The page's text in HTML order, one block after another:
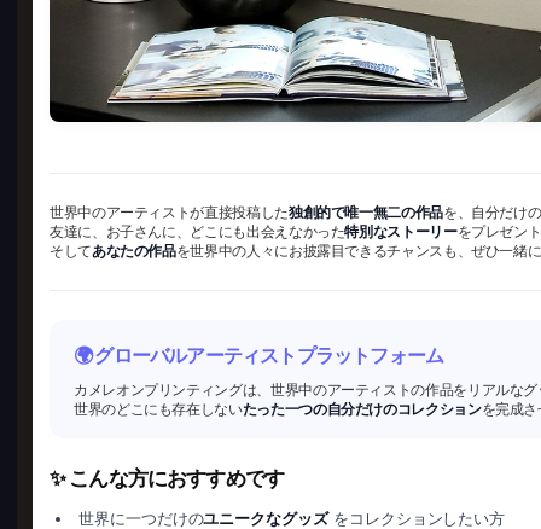
世界中のアーティストが直接投稿した独創的で唯一無二の作品を、自分だけ
友達に、お子さんに、どこにも出会えなかった特別なストーリーをプレゼン
そしてあなたの作品を世界中の人々にお披露目できるチャンスも、ぜひ一緒
🌍 グローバルアーティストプラットフォーム
カメレオンプリンティングは、世界中のアーティストの作品をリアルな
世界のどこにも存在しないたった一つの自分だけのコレクションを完成
✨ こんな方におすすめです
世界に一つだけのユニークなグッズ をコレクションしたい方